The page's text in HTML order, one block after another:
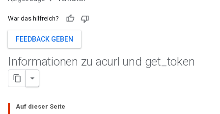
War das hilfreich?
FEEDBACK GEBEN
Informationen zu acurl und get token
Auf dieser Seite